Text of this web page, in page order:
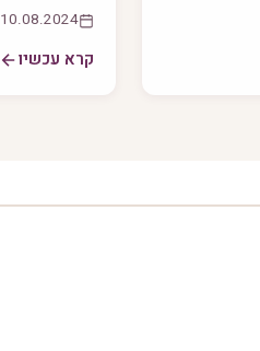
10.08.2024
קרא עכשיו